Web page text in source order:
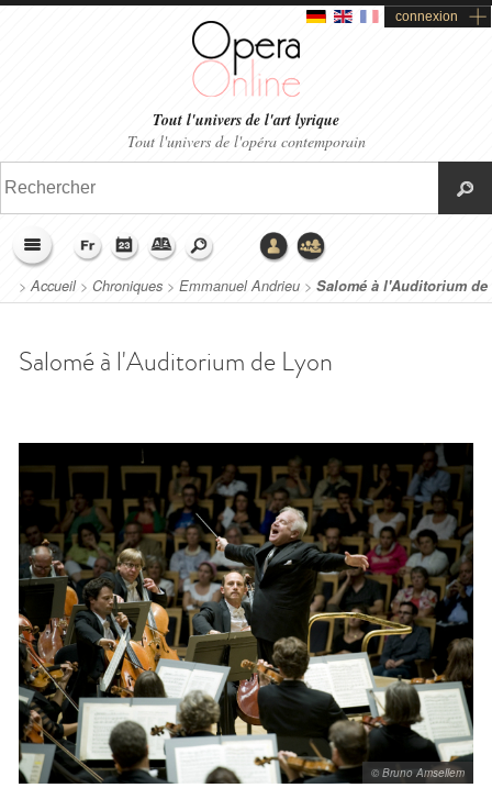
connexion
Tout l'univers de l'art lyrique
Tout l'univers de l'opéra contemporain
>Accueil> Chroniques > Emmanuel Andrieu > Salomé à l'Auditorium de
Lyon
Salomé à l'Auditorium de Lyon
© Bruno Amsellem